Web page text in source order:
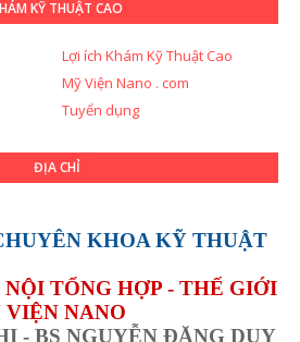
KỸ THUẬT CAO
Lợi ích Khám Kỹ Thuật Cao
Mỹ Viện Nano . com
Tuyển dụng
ĐỊA CHỈ
KHOA KỸ THUẬT
TỔNG HỢP - THẾ GIỚI
NANO
- BS NGUYỄN ĐẶNG DUY